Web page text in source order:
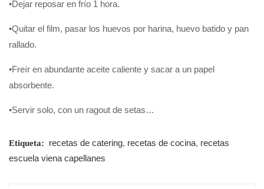
•Dejar reposar en frío 1 hora.
•Quitar el film, pasar los huevos por harina, huevo batido y pan
rallado.
•Freír en abundante aceite caliente y sacar a un papel
absorbente.
•Servir solo, con un ragout de setas…
Etiqueta: recetas de catering, recetas de cocina, recetas
escuela viena capellanes